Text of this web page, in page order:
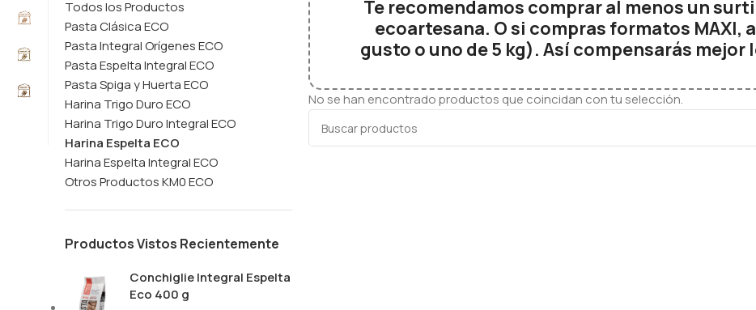
Todos los Productos
Pasta Clásica ECO
Pasta Integral Orígenes ECO
Pasta Espelta Integral ECO
Pasta Spiga y Huerta ECO
Harina Trigo Duro ECO
Harina Trigo Duro Integral ECO
Harina Espelta ECO
Harina Espelta Integral ECO
Otros Productos KM0 ECO
Productos Vistos Recientemente
Conchiglie Integral Espelta
Eco 400 g
Te recomendamos comprar al menos un
ecoartesana. O si compras formatos MAXI,
gusto o uno de 5 kg). Así compensarás mejor
No se han encontrado productos que coincidan con tu selección.